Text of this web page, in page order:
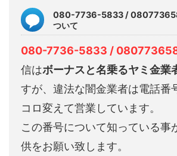
080-7736-5833 /
ついて
080-7736-5833 /
信はボーナスと名乗るヤミ金業
すが、違法な闇金業者は電話番
コロ変えて営業しています。
この番号について知っている事
供をお願い致します。